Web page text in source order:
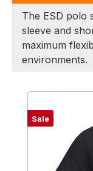
The ESD polo
sleeve and
maximum
environments.
Sale